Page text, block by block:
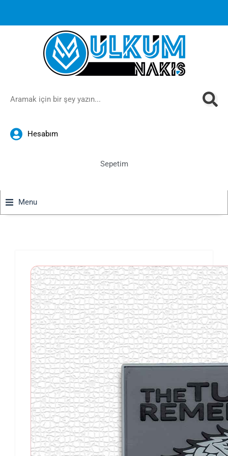
1000 TL ve üzeri siparişlerinizde ücretsiz kargoya ek
İndirimanında sepette!
Hesabım
Sepetim
Menu